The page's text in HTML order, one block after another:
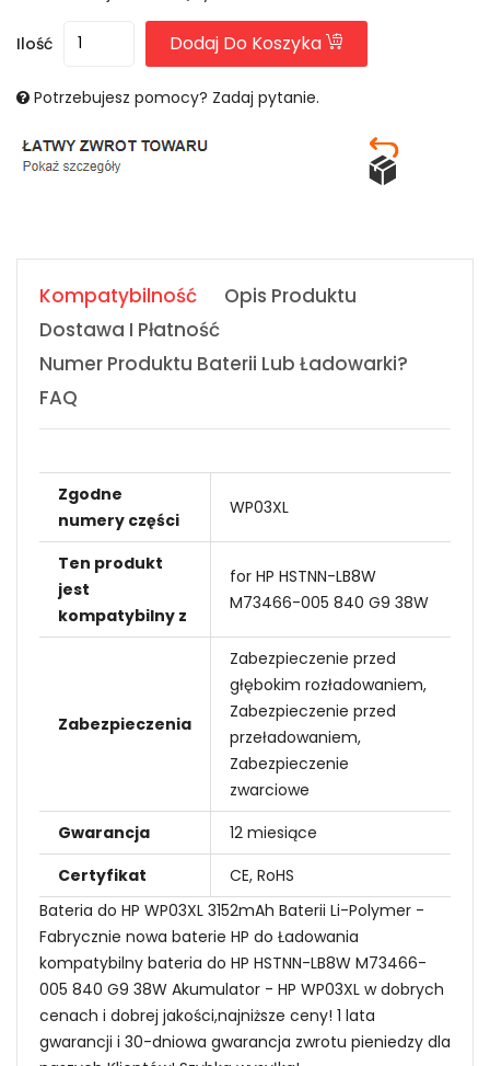
Ilość Dodaj Do Koszyka
Potrzebujesz pomocy? Zadaj pytanie.
Kompatybilność
Opis Produktu
Dostawa I Płatność
Numer Produktu Baterii Lub Ładowarki?
FAQ
Zgodne
numery części
WP03XL
Ten produkt
jest
kompatybilny z
for HP HSTNN-LB8W
M73466-005 840 G9 38W
Zabezpieczenia
Zabezpieczenie przed
głębokim rozładowaniem,
Zabezpieczenie przed
przeładowaniem,
Zabezpieczenie
zwarciowe
Gwarancja
12 miesiące
Certyfikat
CE, RoHS
Bateria do HP WP03XL 3152mAh Baterii Li-Polymer -
Fabrycznie nowa baterie HP do Ładowania
kompatybilny bateria do HP HSTNN-LB8W M73466-
005 840 G9 38W Akumulator - HP WP03XL w dobrych
cenach i dobrej jakości,najniższe ceny! 1 lata
gwarancji i 30-dniowa gwarancja zwrotu pieniedzy dla